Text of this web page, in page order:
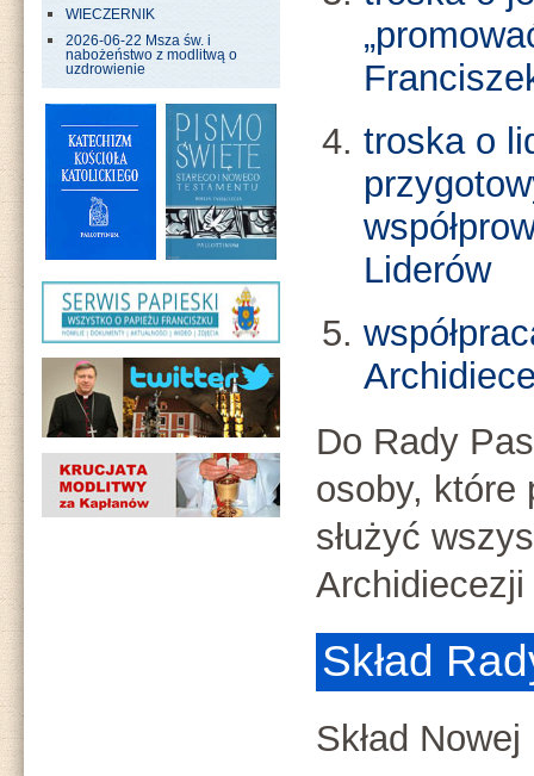
WIECZERNIK
2026-06-22 Msza św. i
nabożeństwo z modlitwą o
uzdrowienie
troska o
Liderów
Do Rady
osoby, które
służyć
Archidiecezji
Skład
Skład